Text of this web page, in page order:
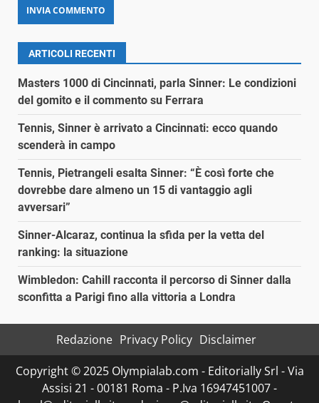
ARTICOLI RECENTI
Masters 1000 di Cincinnati, parla Sinner: Le condizioni
del gomito e il commento su Ferrara
Tennis, Sinner è arrivato a Cincinnati: ecco quando
scenderà in campo
Tennis, Pietrangeli esalta Sinner: “È così forte che
dovrebbe dare almeno un 15 di vantaggio agli
avversari”
Sinner-Alcaraz, continua la sfida per la vetta del
ranking: la situazione
Wimbledon: Cahill racconta il percorso di Sinner dalla
sconfitta a Parigi fino alla vittoria a Londra
Redazione Privacy Policy Disclaimer
Copyright © 2025 Olympialab.com - Editorially Srl - Via
Assisi 21 - 00181 Roma - P.Iva 16947451007 -